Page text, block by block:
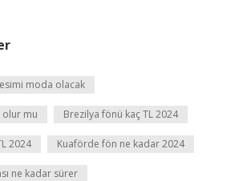
moda olacak
olur mu Brezilya fönü kaç TL 2024
2024 Kuaförde fön ne kadar 2024
ne kadar sürer